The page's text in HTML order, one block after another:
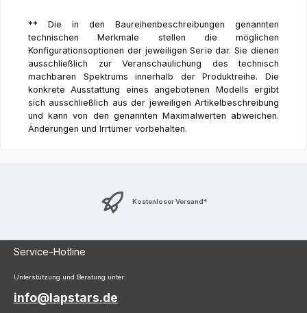
** Die in den Baureihenbeschreibungen genannten
technischen Merkmale stellen die möglichen
Konfigurationsoptionen der jeweiligen Serie dar. Sie dienen
ausschließlich zur Veranschaulichung des technisch
machbaren Spektrums innerhalb der Produktreihe. Die
konkrete Ausstattung eines angebotenen Modells ergibt
sich ausschließlich aus der jeweiligen Artikelbeschreibung
und kann von den genannten Maximalwerten abweichen.
Änderungen und Irrtümer vorbehalten.
Kostenloser Versand*
Service-Hotline
Unterstützung und Beratung unter:
info@lapstars.de